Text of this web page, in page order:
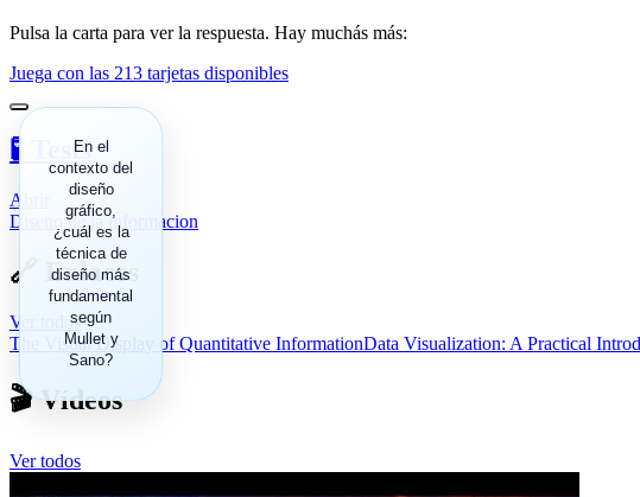
Pulsa la carta para ver la respuesta. Hay muchás más:
Juega con las 213 tarjetas disponibles
En el
contexto del
diseño
gráfico,
¿cuál es la
técnica de
diseño más
fundamental
según
Mullet y
Sano?
La reducción,
que consiste
en eliminar
elementos
insignificantes
para que los
elementos
significativos
se noten
claramente.
🧪 Tests
Abrir
Diseno de la informacion
🔗 Enlaces
Ver todos
The Visual Display of Quantitative InformationData Visualization: A Practical
🎬 Vídeos
Ver todos